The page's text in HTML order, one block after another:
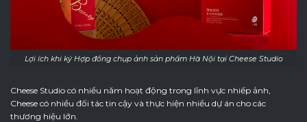
Lợi ích khi ký Hợp đồng chụp ảnh sản phẩm Hà Nội tại Cheese Studio
Cheese Studio có nhiều năm hoạt động trong lĩnh vực nhiếp ảnh,
Cheese có nhiều đối tác tin cậy và thực hiện nhiều dự án cho các
thương hiệu lớn.